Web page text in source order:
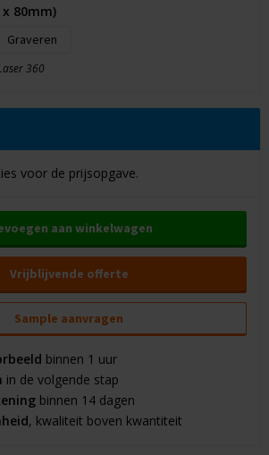
80mm)
Graveren
360
voor de prijsopgave.
aan winkelwagen
Vrijblijvende offerte
Sample aanvragen
binnen 1 uur
in de volgende stap
binnen 14 dagen
, kwaliteit boven kwantiteit